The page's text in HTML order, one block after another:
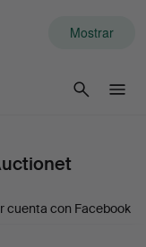
Mostrar
cuenta con Facebook